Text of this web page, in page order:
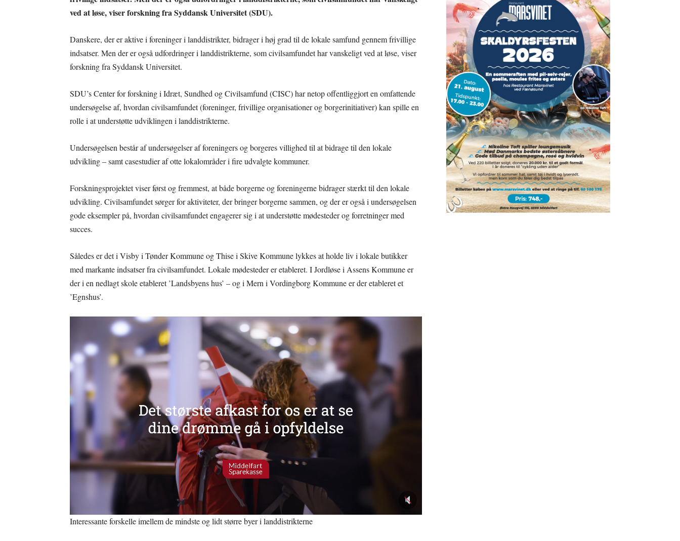
ved at løse, viser forskning fra Syddansk Universitet (SDU).
Danskere, der er aktive i foreninger i landdistrikter, bidrager i høj grad til de lokale samfund gennem frivillige
indsatser. Men der er også udfordringer i landdistrikterne, som civilsamfundet har vanskeligt ved at løse, viser
forskning fra Syddansk Universitet.
SDU’s Center for forskning i Idræt, Sundhed og Civilsamfund (CISC) har netop offentliggjort en omfattende
undersøgelse af, hvordan civilsamfundet (foreninger, frivillige organisationer og borgerinitiativer) kan spille en
rolle i at understøtte udviklingen i landdistrikterne.
Undersøgelsen består af undersøgelser af foreningers og borgeres villighed til at bidrage til den lokale
udvikling – samt casestudier af otte lokalområder i fire udvalgte kommuner.
Forskningsprojektet viser først og fremmest, at både borgerne og foreningerne bidrager stærkt til den lokale
udvikling. Civilsamfundet sørger for aktiviteter, der bringer borgerne sammen, og der er også i undersøgelsen
gode eksempler på, hvordan civilsamfundet engagerer sig i at understøtte mødesteder og forretninger med
succes.
Således er det i Visby i Tønder Kommune og Thise i Skive Kommune lykkes at holde liv i lokale butikker
med markante indsatser fra civilsamfundet. Lokale mødesteder er etableret. I Jordløse i Assens Kommune er
der i en nedlagt skole etableret ’Landsbyens hus’ – og i Mern i Vordingborg Kommune er der etableret et
’Egnshus’.
Interessante forskelle imellem de mindste og lidt større byer i landdistrikterne